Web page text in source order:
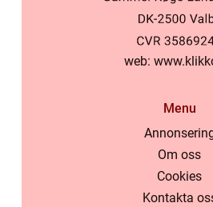
web:
Menu
Om oss
Cookies
Kontakta